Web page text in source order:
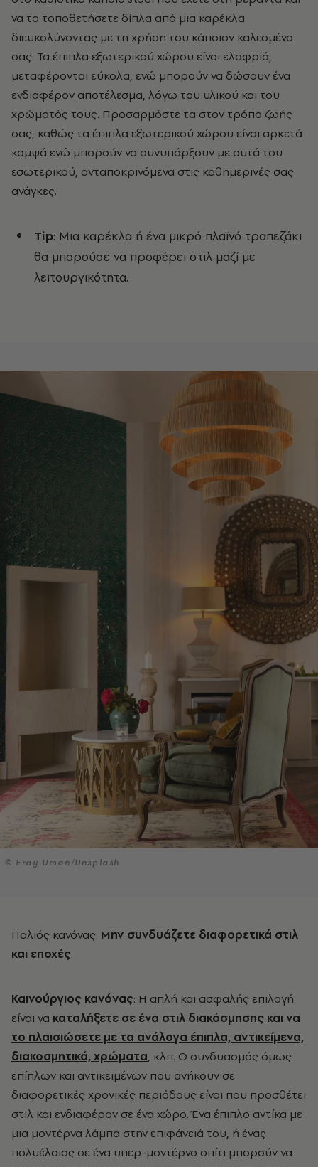
να το τοποθετήσετε δίπλα από μια καρέκλα
διευκολύνοντας με τη χρήση του κάποιον καλεσμένο
σας. Τα έπιπλα εξωτερικού χώρου είναι ελαφριά,
μεταφέρονται εύκολα, ενώ μπορούν να δώσουν ένα
ενδιαφέρον αποτέλεσμα, λόγω του υλικού και του
χρώματός τους. Προσαρμόστε τα στον τρόπο ζωής
σας, καθώς τα έπιπλα εξωτερικού χώρου είναι αρκετά
κομψά ενώ μπορούν να συνυπάρξουν με αυτά του
εσωτερικού, ανταποκρινόμενα στις καθημερινές σας
ανάγκες.
Τip: Μια καρέκλα ή ένα μικρό πλαϊνό τραπεζάκι
θα μπορούσε να προφέρει στιλ μαζί με
λειτουργικότητα.
© Eray Uman/Unsplash
Παλιός κανόνας: Μην συνδυάζετε διαφορετικά στιλ
και εποχές.
Καινούργιος κανόνας: Η απλή και ασφαλής επιλογή
είναι να καταλήξετε σε ένα στιλ διακόσμησης και να
το πλαισιώσετε με τα ανάλογα έπιπλα, αντικείμενα,
διακοσμητικά, χρώματα, κλπ. Ο συνδυασμός όμως
επίπλων και αντικειμένων που ανήκουν σε
διαφορετικές χρονικές περιόδους είναι που προσθέτει
στιλ και ενδιαφέρον σε ένα χώρο. Ένα έπιπλο αντίκα με
μια μοντέρνα λάμπα στην επιφάνειά του, ή ένας
πολυέλαιος σε ένα υπερ-μοντέρνο σπίτι μπορούν να